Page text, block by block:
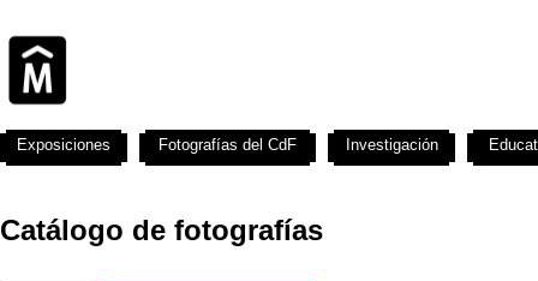
Catálogo de fotografías
Exposiciones Fotografías del CdF Investigación